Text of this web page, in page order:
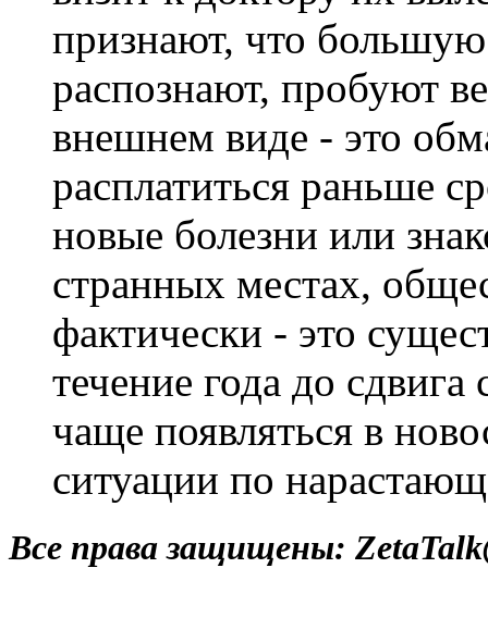
признают, что
распознают, пробуют
внешнем виде - это
расплатиться раньше
новые болезни или
странных местах,
фактически - это
течение года до
чаще появляться в
ситуации по
Все права защищены: